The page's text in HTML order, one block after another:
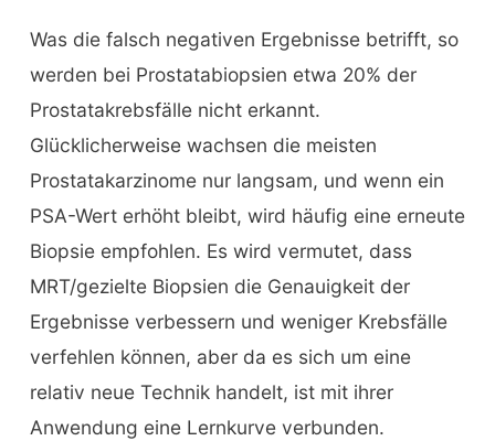
Was die falsch negativen Ergebnisse betrifft, so
werden bei Prostatabiopsien etwa 20% der
Prostatakrebsfälle nicht erkannt.
Glücklicherweise wachsen die meisten
Prostatakarzinome nur langsam, und wenn ein
PSA-Wert erhöht bleibt, wird häufig eine erneute
Biopsie empfohlen. Es wird vermutet, dass
MRT/gezielte Biopsien die Genauigkeit der
Ergebnisse verbessern und weniger Krebsfälle
verfehlen können, aber da es sich um eine
relativ neue Technik handelt, ist mit ihrer
Anwendung eine Lernkurve verbunden.